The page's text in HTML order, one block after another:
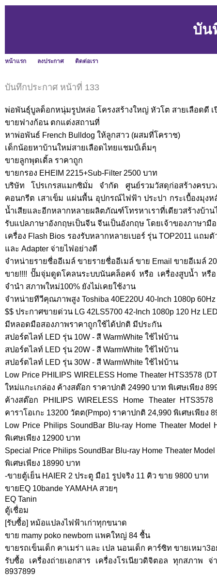
บัน
หน้าแรก ลงประกาศ ติดต่อเรา
บันทึกประกาศ หน้าที่ 133
พ่อพันธุ์บูลด็อกหนุ่มรูปหล่อ โครงสร้างใหญ่ หัวโต สายเลือดดี
ขายฟางก้อน ตกแต่งสถานที่
หาพ่อพันธ์ French Bulldog ให้ลูกสาว (ผสมที่โคราช)
เด็กน้อยหาบ้านใหม่สายเลือดไทยแชมป์เต็มๆ
ขายลูกพุดเดิ้ล ราคาถูก
ขายกรอง EHEIM 2215+Sub-Filter 2500 บาท
บริษัท โปรเกรสแมกซิมั่ม จำกัด ศูนย์รวมวัสดุก่อสร้างครบ
คอนกรีต เสาเข็ม แผ่นพื้น อุปกรณ์ไฟฟ้า ประปา กระเบื้องมุงห
น้ำเสียและอีกหลากหลายผลิตภัณฑ์โทรหาเราที่เดียวสร้างบ้าน
รับแปลภาษาอังกฤษเป็นจีน จีนเป็นอังกฤษ โดยเจ้าของภาษามื
เครื่อง Flash Bios รองรับหลากหลายเบอร์ รุ่น TOP2011 แถม
และ Adapter จ่ายไฟอย่างดี
จำหน่ายรายชื่ออีเมล์ ขายรายชื่ออีเมล์ ขาย Email ขายอีเมล์
ขาย!!!! ปั๊มจุ่มดูดโคลนระบบนันคล็อคจ์ หรือ เครื่องสูบน้ำ หรื
จำนำ สภาพใหม่100% ยังไม่เคยใช้งาน
จำหน่ายทีวีคุณภาพสูง Toshiba 40E220U 40-Inch 1080p 60Hz
$$ ประกาศขายด่วน LG 42LS5700 42-Inch 1080p 120 Hz
มีหลอดมือสองภาพราคาถูกใช้ได้ปกติ มีประกัน
สปอร์ตไลท์ LED รุ่น 10W - สี WarmWhite ใช้ไฟบ้าน
สปอร์ตไลท์ LED รุ่น 20W - สี WarmWhite ใช้ไฟบ้าน
สปอร์ตไลท์ LED รุ่น 30W - สี WarmWhite ใช้ไฟบ้าน
Low Price PHILIPS WIRELESS Home Theater HTS3578
ใหม่แกะเกล่อง ค้างสต๊อก ราคาปกติ 24990 บาท พิเศษเพียง
ค้างสต๊อก PHILIPS WIRELESS Home Theater
คาราโอเกะ 13200 วัตต(Pmpo) ราคาปกติ 24,990 พิเศษเพียง
Low Price Philips SoundBar Blu-ray Home Theater
พิเศษเพียง 12900 บาท
Special Price Philips SoundBar Blu-ray Home Theater
พิเศษเพียง 18990 บาท
-ขายตู้เย็น HAIER 2 ประตู มือ1 รูปจริง 11 คิว ขาย 9800 บาท
ขายEQ 10bande YAMAHA สวยๆ
EQ Tanin
ตู้เชื่อม
[รับซื้อ] หม้อแปลงไฟฟ้าเก่าทุกขนาด
ขาย mamy poko newborn แพคใหญ่ 84 ชื้น
ขายรถเข็นเด็ก คาเมร่า และ เปล นอนเด็ก คาร์ซิท ขายเหมา3อ
รับซื้อ เครื่องถ่ายเอกสาร เครื่องโรเนียวดิจิตอล ทุกสภาพ จ่
8937899